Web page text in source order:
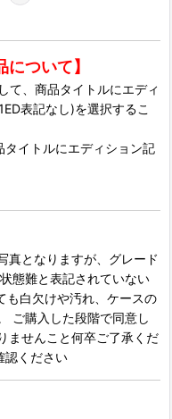
ついて】
て、商品タイトルにエディ
表記なし)を選択するこ
イトルにエディション記
真となりますが、グレード
態難と表記されていない
も白欠けや汚れ、ケースの
ご購入した段階で同意し
ませんこと何卒ご了承くだ
認ください